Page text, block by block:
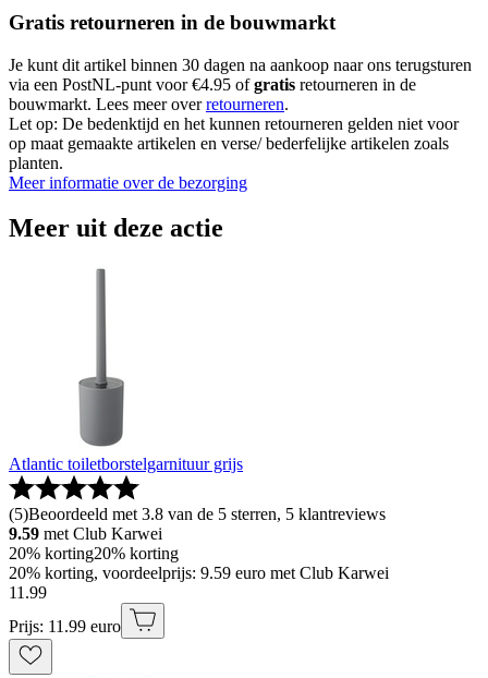
Gratis retourneren in de bouwmarkt
Je kunt dit artikel binnen 30 dagen na aankoop naar ons terugsturen
via een PostNL-punt voor €4.95 ofgratis retourneren in de
bouwmarkt. Lees meer overretourneren.
Let op: De bedenktijd en het kunnen retourneren gelden niet voor
op maat gemaakte artikelen en verse/ bederfelijke artikelen zoals
planten.
Meer informatie over de bezorging
Meer uit deze actie
Atlantic toiletborstelgarnituur grijs
(5)Beoordeeld met 3.8 van de 5 sterren, 5 klantreviews
9.59 met Club Karwei
20% korting20% korting
20% korting, voordeelprijs: 9.59 euro met Club Karwei
11 .99
Prijs: 11.99 euro